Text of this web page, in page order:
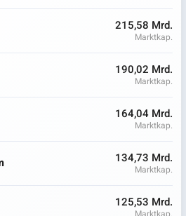
215,58 Mrd.
Marktkap.
190,02 Mrd.
Marktkap.
164,04 Mrd.
Marktkap.
134,73 Mrd.
Marktkap.
125,53 Mrd.